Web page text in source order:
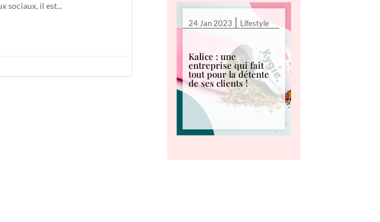
sociaux, il est...
24 Jan 2023 | Lifestyle
Kalice : une
entreprise qui fait
tout pour la détente
de ses clients !